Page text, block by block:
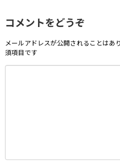
コメントをどうぞ
メールアドレスが公開されることはあ
須項目です